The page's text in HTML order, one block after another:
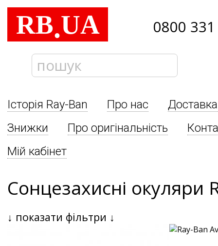
RB.UA 0800
Історія Ray-Ban Про нас
Знижки
Про оригінальність
Мій кабінет
Сонцезахисні окуляри
↓ показати фільтри ↓